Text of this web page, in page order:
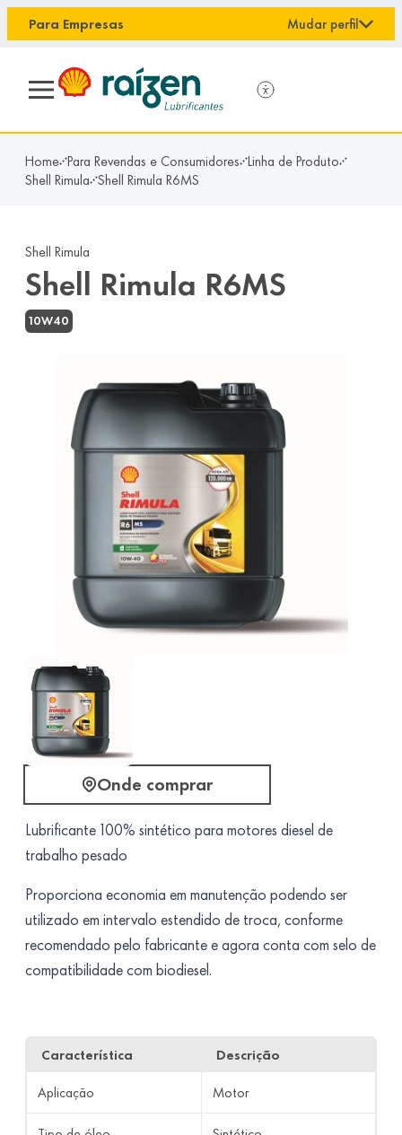
principal
Para Empresas
Mudar perfil
Home Para Revendas e Consumidores Linha de Produto
Shell Rimula Shell Rimula R6MS
Shell Rimula
Shell Rimula R6MS
10W40
Onde comprar
Lubrificante 100% sintético para motores diesel de
trabalho pesado
Proporciona economia em manutenção podendo ser
utilizado em intervalo estendido de troca, conforme
recomendado pelo fabricante e agora conta com selo de
compatibilidade com biodiesel.
Característica Descrição
Aplicação Motor